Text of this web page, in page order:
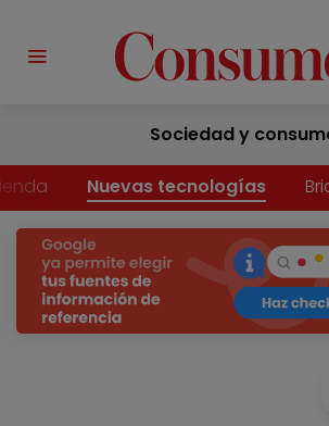
Sociedad y
Nuevas tecnologías